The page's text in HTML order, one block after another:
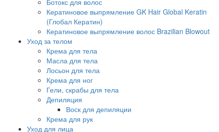
Ботокс для волос
Кератиновое выпрямление GK Hair Global Keratin
(Глобал Кератин)
Кератиновое выпрямление волос Brazilian Blowout
Уход за телом
Крема для тела
Масла для тела
Лосьон для тела
Крема для ног
Гели, скрабы для тела
Депиляция
Воск для депиляции
Крема для рук
Уход для лица